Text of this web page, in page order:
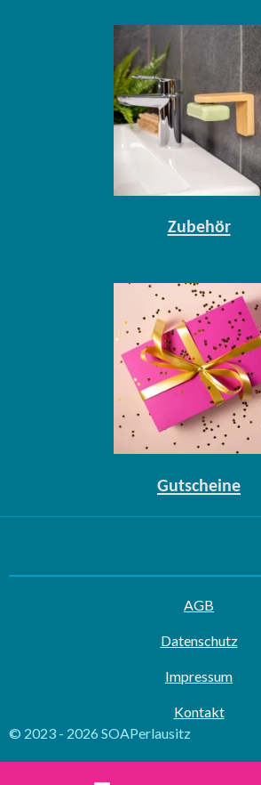
Zubehör
Gutscheine
AGB
Datenschutz
Impressum
Kontakt
© 2023 - 2026 SOAPerlausitz